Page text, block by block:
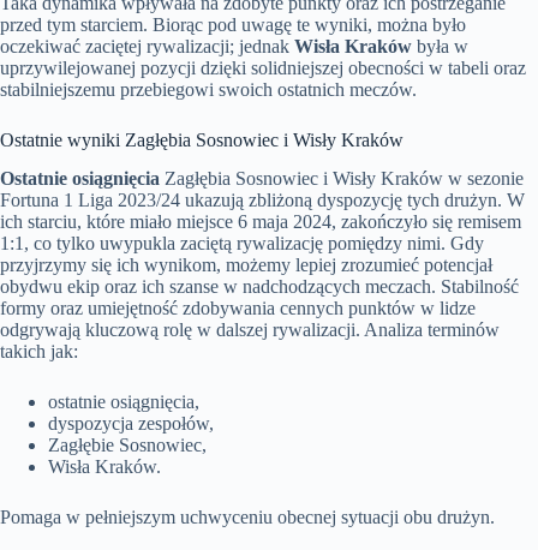
przed tym starciem. Biorąc pod uwagę te wyniki, można było
oczekiwać zaciętej rywalizacji; jednak Wisła Kraków była w
uprzywilejowanej pozycji dzięki solidniejszej obecności w tabeli oraz
stabilniejszemu przebiegowi swoich ostatnich meczów.
Ostatnie wyniki Zagłębia Sosnowiec i Wisły Kraków
Ostatnie osiągnięcia Zagłębia Sosnowiec i Wisły Kraków w sezonie
Fortuna 1 Liga 2023/24 ukazują zbliżoną dyspozycję tych drużyn. W
ich starciu, które miało miejsce 6 maja 2024, zakończyło się remisem
1:1, co tylko uwypukla zaciętą rywalizację pomiędzy nimi. Gdy
przyjrzymy się ich wynikom, możemy lepiej zrozumieć potencjał
obydwu ekip oraz ich szanse w nadchodzących meczach. Stabilność
formy oraz umiejętność zdobywania cennych punktów w lidze
odgrywają kluczową rolę w dalszej rywalizacji. Analiza terminów
takich jak:
ostatnie osiągnięcia,
dyspozycja zespołów,
Zagłębie Sosnowiec,
Wisła Kraków.
Pomaga w pełniejszym uchwyceniu obecnej sytuacji obu drużyn.